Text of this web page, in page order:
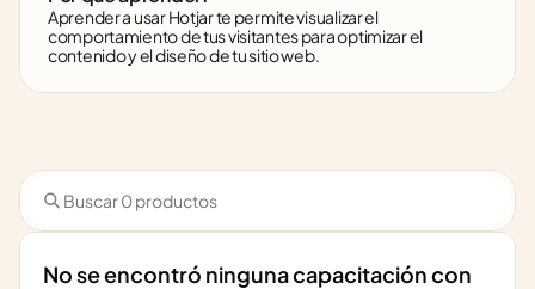
Aprender a usar Hotjar te permite visualizar el
comportamiento de tus visitantes para optimizar el
contenido y el diseño de tu sitio web.
No se encontró ninguna capacitación con